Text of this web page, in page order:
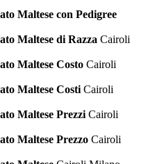
Maltese con Pedigree
Maltese di Razza Cairoli
Maltese Costo Cairoli
Maltese CostiCairoli
Maltese PrezziCairoli
Maltese Prezzo Cairoli